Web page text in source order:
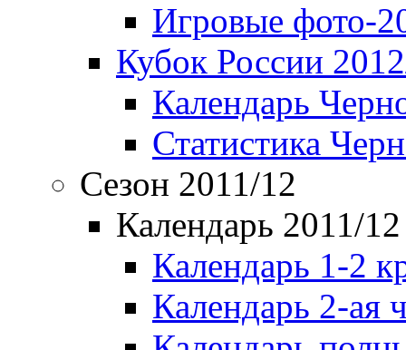
Игровые фото-
Кубок России
Календарь
Статистика
Сезон 2011/12
Календарь 2011/12
Календарь 1-2
Календарь 2-ая